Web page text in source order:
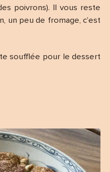
poivrons). Il vous reste
un peu de fromage, c’est
soufflée pour le dessert